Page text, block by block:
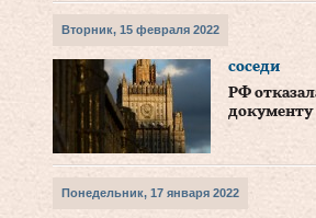
Вторник, 15 февраля 2022
соседи
РФ
документу
Понедельник, 17 января 2022